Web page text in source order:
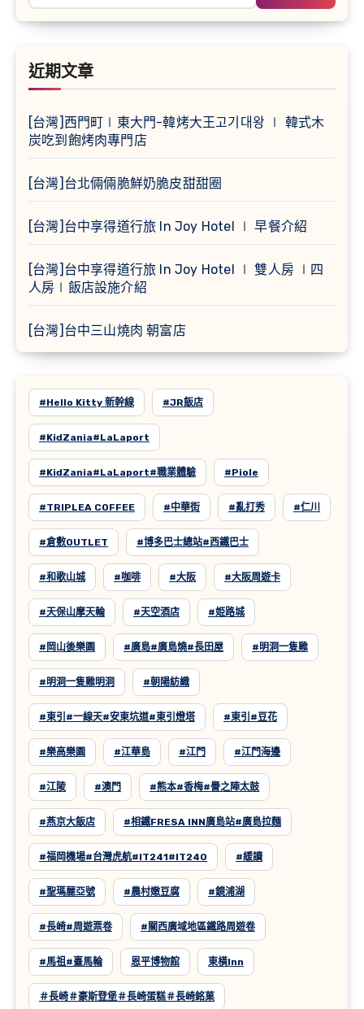
關
字:
近期文章
[台灣]西門町∣東大門-韓烤大王고기대왕 ∣ 韓式木
炭吃到飽烤肉專門店
[台灣]台北倆倆脆鮮奶脆皮甜甜圈
[台灣]台中享得道行旅 In Joy Hotel ∣ 早餐介紹
[台灣]台中享得道行旅 In Joy Hotel ∣ 雙人房 ∣四
人房∣飯店設施介紹
[台灣]台中三山燒肉 朝富店
#Hello Kitty 新幹線 #JR飯店
#KidZania#LaLaport
#KidZania#LaLaport#職業體驗 #Piole
#TRIPLEA COFFEE #中華街 #亂打秀 #仁川
#倉敷OUTLET #博多巴士總站#西鐵巴士
#和歌山城 #咖啡 #大阪 #大阪周遊卡
#天保山摩天輪 #天空酒店 #姫路城
#岡山後樂園 #廣島#廣島燒#長田屋 #明洞一隻雞
#明洞一隻雞明洞 #朝陽紡織
#東引#一線天#安東坑道#東引燈塔 #東引#豆花
#樂高樂園 #江華島 #江門 #江門海邊
#江陵 #澳門 #熊本#香梅#譽之陣太鼓
#燕京大飯店 #相鐵FRESA INN廣島站#廣島拉麵
#福岡機場#台灣虎航#IT241#IT240 #緩讀
#聖瑪麗亞號 #農村嫩豆腐 #鏡浦湖
#長崎#周遊票卷 #關西廣域地區鐵路周遊卷
#馬祖#臺馬輪 恩平博物館 東橫inn
＃長崎＃豪斯登堡＃長崎蛋糕＃長崎銘菓